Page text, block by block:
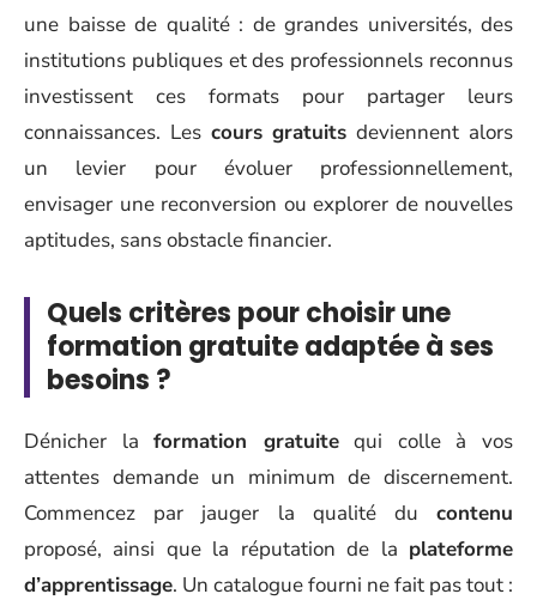
une baisse de qualité : de grandes universités, des
institutions publiques et des professionnels reconnus
investissent ces formats pour partager leurs
connaissances. Les cours gratuits deviennent alors
un levier pour évoluer professionnellement,
envisager une reconversion ou explorer de nouvelles
aptitudes, sans obstacle financier.
Quels critères pour choisir une
formation gratuite adaptée à ses
besoins ?
Dénicher laformation gratuitequi colle à vos
attentes demande un minimum de discernement.
Commencez par jauger la qualité du contenu
proposé, ainsi que la réputation de la plateforme
d’apprentissage. Un catalogue fourni ne fait pas tout :